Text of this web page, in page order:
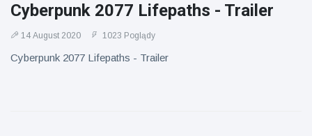
Cyberpunk 2077 Lifepaths - Trailer
14 August 2020 1023 Poglądy
Cyberpunk 2077 Lifepaths - Trailer